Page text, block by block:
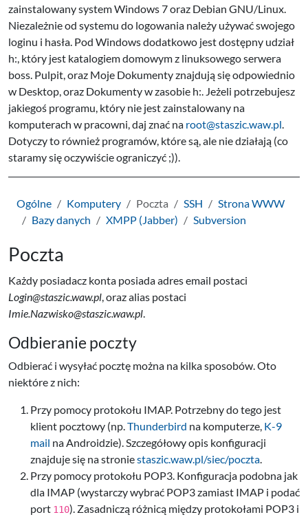
zainstalowany system Windows 7 oraz Debian GNU/Linux.
Niezależnie od systemu do logowania należy używać swojego
loginu i hasła. Pod Windows dodatkowo jest dostępny udział
h:, który jest katalogiem domowym z linuksowego serwera
boss. Pulpit, oraz Moje Dokumenty znajdują się odpowiednio
w Desktop, oraz Dokumenty w zasobie h:. Jeżeli potrzebujesz
jakiegoś programu, który nie jest zainstalowany na
komputerach w pracowni, daj znać na root@staszic.waw.pl.
Dotyczy to również programów, które są, ale nie działają (co
staramy się oczywiście ograniczyć ;)).
Ogólne Komputery Poczta SSH
Strona WWW
Bazy danych
XMPP (Jabber) Subversion
Poczta
Każdy posiadacz konta posiada adres email postaci
Login@staszic.waw.pl, oraz alias postaci
Imie.Nazwisko@staszic.waw.pl.
Odbieranie poczty
Odbierać i wysyłać pocztę można na kilka sposobów. Oto
niektóre z nich:
Przy pomocy protokołu IMAP. Potrzebny do tego jest
klient pocztowy (np.Thunderbird na komputerze, K-9
mail na Androidzie). Szczegółowy opis konfiguracji
znajduje się na stroniestaszic.waw.pl/siec/poczta.
Przy pomocy protokołu POP3. Konfiguracja podobna jak
dla IMAP (wystarczy wybrać POP3 zamiast IMAP i podać
port 110). Zasadniczą różnicą między protokołami POP3 i